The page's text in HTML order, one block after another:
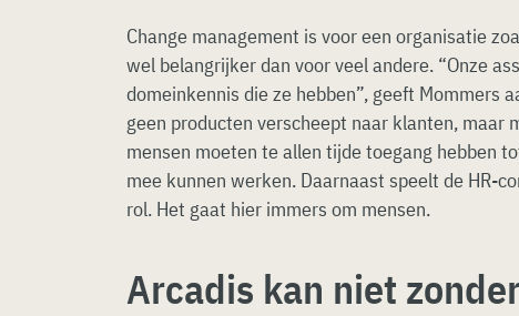
Change management is voor een organisatie
wel belangrijker dan voor veel andere. “Onze
domeinkennis die ze hebben”, geeft Mommers
geen producten verscheept naar klanten, maar
mensen moeten te allen tijde toegang hebben
mee kunnen werken. Daarnaast speelt de HR-
rol. Het gaat hier immers om mensen.
Arcadis kan niet